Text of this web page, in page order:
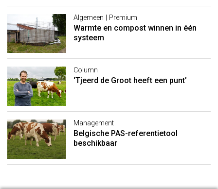
Algemeen | Premium
Warmte en compost winnen in één
systeem
Column
‘Tjeerd de Groot heeft een punt’
Management
Belgische PAS-referentietool
beschikbaar